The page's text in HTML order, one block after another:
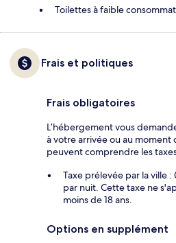
Toilettes à faible
Frais et politiques
Frais obligatoires
L’hébergement vous
à votre arrivée ou au moment
peuvent comprendre les
Taxe prélevée par la ville
par nuit. Cette taxe ne
moins de 18 ans.
Options en supplément